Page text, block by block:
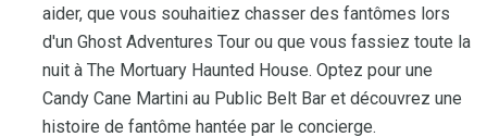
aider, que vous souhaitiez chasser des fantômes lors
d'un Ghost Adventures Tour ou que vous fassiez toute la
nuit à The Mortuary Haunted House. Optez pour une
Candy Cane Martini au Public Belt Bar et découvrez une
histoire de fantôme hantée par le concierge.